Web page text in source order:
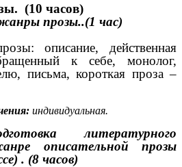
(10 часов)
прозы..(1 час)
описание, действенная
к себе, монолог,
письма, короткая проза –
индивидуальная.
литературного
описательной прозы
. (8 часов)